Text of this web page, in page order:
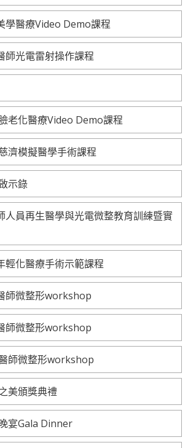
學醫療Video Demo課程
師光電雷射操作課程
老化醫療Video Demo課程
濟模擬醫學手術課程
示錄
人員再生醫學與光電微整教育訓練暨實
輕化醫療手術示範課程
師微整形workshop
師微整形workshop
師微整形workshop
美頒獎典禮
宴Gala Dinner